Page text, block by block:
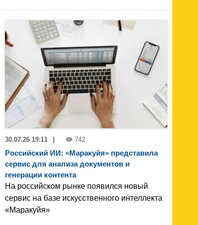
30.07.26 19:11 742
Российский ИИ: «Маракуйя» представила
сервис для анализа документов и
генерации контента
На российском рынке появился новый
сервис на базе искусственного интеллекта
«Маракуйя»